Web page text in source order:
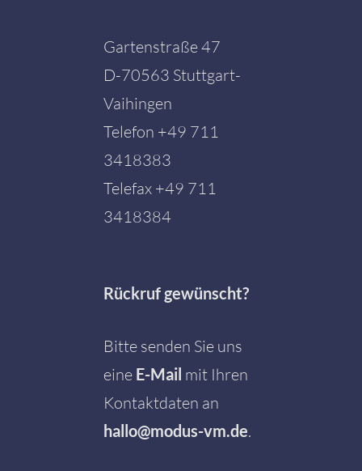
Gartenstraße 47
D-70563 Stuttgart-
Vaihingen
Telefon +49 711
3418383
Telefax +49 711
3418384
Rückruf gewünscht?
Bitte senden Sie uns
eine E-Mail mit Ihren
Kontaktdaten an
hallo@modus-vm.de.